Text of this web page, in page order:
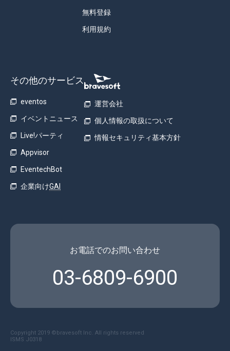
無料登録
利用規約
その他のサービス
eventos
イベントニュース
Live!パーティ
Appvisor
EventechBot
企業向けGAI
運営会社
個人情報の取扱について
情報セキュリティ基本方針
お電話でのお問い合わせ
03-6809-6900
Copyright 2019 ©︎bravesoft Inc. All rights reserved
ISMS J0318